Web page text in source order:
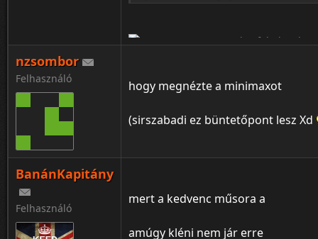
nzsombor
Felhasználó hogy megnézte a minimaxot
(sirszabadi ez büntetőpont lesz Xd
BanánKapitány
Felhasználó
mert a kedvenc műsora a
amúgy kléni nem jár erre